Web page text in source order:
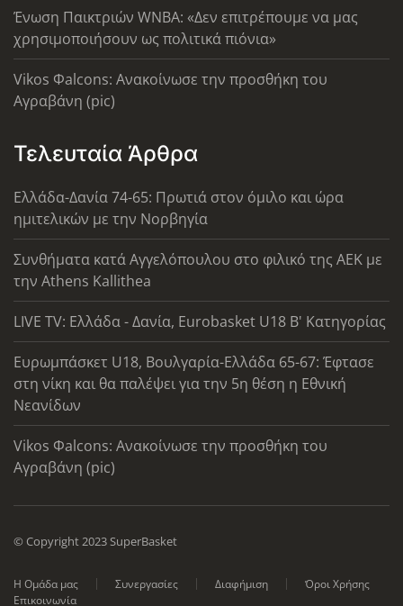
Ένωση Παικτριών WNBA: «Δεν επιτρέπουμε να μας
χρησιμοποιήσουν ως πολιτικά πιόνια»
Vikos Φalcons: Ανακοίνωσε την προσθήκη του
Αγραβάνη (pic)
Τελευταία Άρθρα
Ελλάδα-Δανία 74-65: Πρωτιά στον όμιλο και ώρα
ημιτελικών με την Νορβηγία
Συνθήματα κατά Αγγελόπουλου στο φιλικό της ΑΕΚ με
την Athens Kallithea
LIVE TV: Ελλάδα - Δανία, Eurobasket U18 Β' Κατηγορίας
Ευρωμπάσκετ U18, Βουλγαρία-Ελλάδα 65-67: Έφτασε
στη νίκη και θα παλέψει για την 5η θέση η Εθνική
Νεανίδων
Vikos Φalcons: Ανακοίνωσε την προσθήκη του
Αγραβάνη (pic)
© Copyright 2023 SuperBasket
Η Ομάδα μας Συνεργασίες Διαφήμιση
Όροι Χρήσης
Επικοινωνία